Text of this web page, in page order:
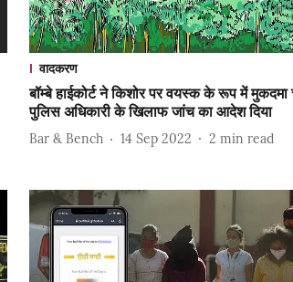
वादकरण
बॉम्बे हाईकोर्ट ने किशोर पर वयस्क के रूप में
पुलिस अधिकारी के खिलाफ जांच का आदेश दिया
Bar & Bench 14 Sep 2022 2 min read